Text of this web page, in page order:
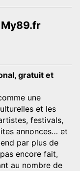
gratuit et
une
et les
festivals,
annonces… et
par plus de
encore fait,
au nombre de